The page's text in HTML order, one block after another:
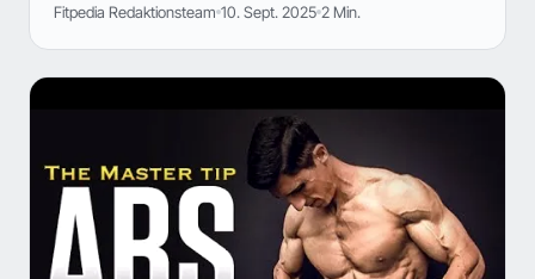
Fitpedia Redaktionsteam 10. Sept. 2025 2 Min.